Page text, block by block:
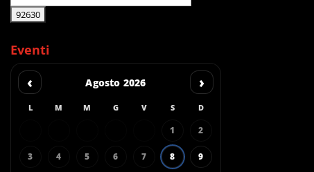
Eventi
‹ Agosto 2026 ›
L M M G V S D
1 2
3 4 5 6 7 8 9